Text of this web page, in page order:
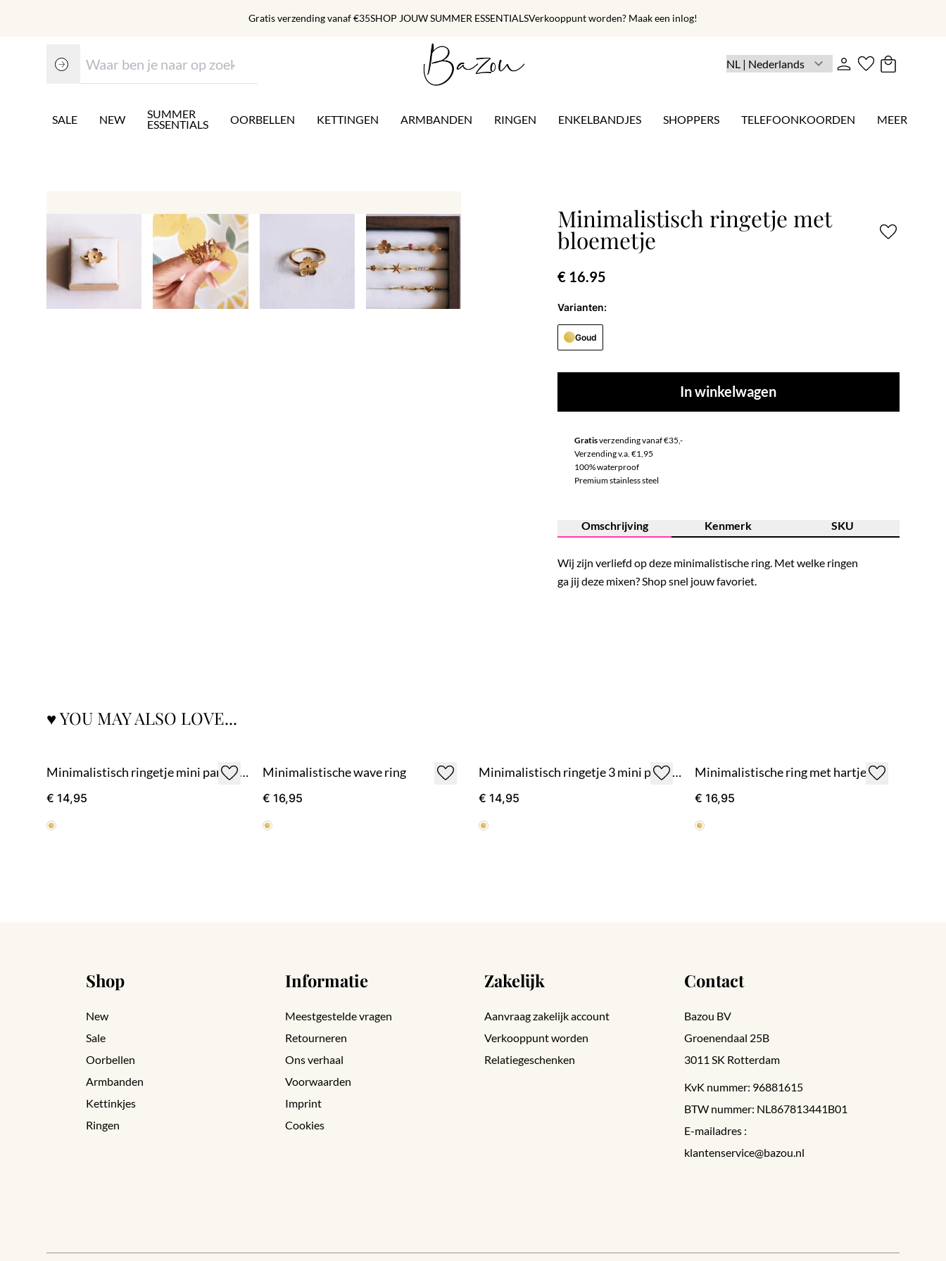
Gratis verzending vanaf €35SHOP JOUW SUMMER ESSENTIALSVerkooppunt worden? Maak een inlog!
SALE NEW SUMMER
ESSENTIALS OORBELLEN KETTINGEN ARMBANDEN RINGEN ENKELBANDJES SHOPPERS TELEFOONKOORDEN MEER
Minimalistisch ringetje met
bloemetje
€ 16.95
Varianten:
Goud
In winkelwagen
Gratisverzending vanaf €35,-
Verzending v.a. €1,95
100% waterproof
Premium stainless steel
Omschrijving Kenmerk SKU
Wij zijn verliefd op deze minimalistische ring. Met welke ringen
ga jij deze mixen? Shop snel jouw favoriet.
♥ YOU MAY ALSO LOVE...
Minimalistisch ringetje mini pareltje - goud
€ 14,95
Minimalistische wave ring
€ 16,95
Minimalistisch ringetje 3 mini pareltjes - goud
€ 14,95
Minimalistische ring met hartje
€ 16,95
Shop
New
Sale
Oorbellen
Armbanden
Kettinkjes
Ringen
Informatie
Meestgestelde vragen
Retourneren
Ons verhaal
Voorwaarden
Imprint
Cookies
Zakelijk
Aanvraag zakelijk account
Verkooppunt worden
Relatiegeschenken
Contact
Bazou BV
Groenendaal 25B
3011 SK Rotterdam
KvK nummer: 96881615
BTW nummer: NL867813441B01
E-mailadres :
klantenservice@bazou.nl